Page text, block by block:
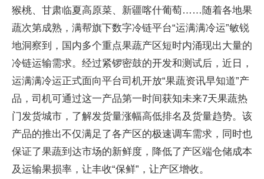
猴桃、甘肃临夏高原菜、新疆喀什葡萄……随着各地果
蔬次第成熟，满帮旗下数字冷链平台“运满满冷运”敏锐
地洞察到，国内多个重点果蔬产区短时内涌现出大量的
冷链运输需求。经过紧锣密鼓的开发和测试后，近日，
运满满冷运正式面向平台司机开放“果蔬资讯早知道”产
品，司机可通过这一产品第一时间获知未来7天果蔬热
门发货城市，了解发货量涨幅高低排名及货量趋势。该
产品的推出不仅满足了各产区的极速调车需求，同时也
保证了果蔬到达市场的新鲜度，降低了产区端仓储成本
及运输果损率，让丰收“保鲜”，让产区增收。